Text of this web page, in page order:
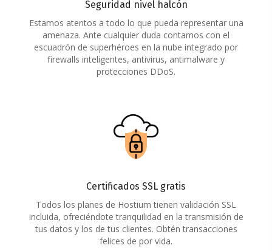
Seguridad nivel halcón
Estamos atentos a todo lo que pueda representar una
amenaza. Ante cualquier duda contamos con el
escuadrón de superhéroes en la nube integrado por
firewalls inteligentes, antivirus, antimalware y
protecciones DDoS.
Certificados SSL gratis
Todos los planes de Hostium tienen validación SSL
incluida, ofreciéndote tranquilidad en la transmisión de
tus datos y los de tus clientes. Obtén transacciones
felices de por vida.